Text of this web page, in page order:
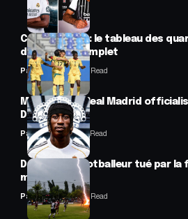
CAN féminine : le tableau des
désormais complet
Panafrofoot2 Min Read
Mercato : Le Real Madrid
Diomandé
Panafrofoot1 Min Read
Drame : un footballeur tué par la
match
Panafrofoot2 Min Read